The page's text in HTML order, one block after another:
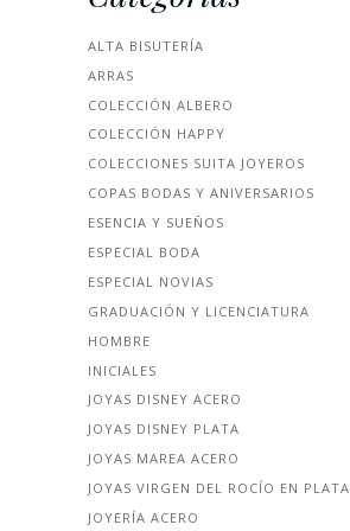
ALTA BISUTERÍA
ARRAS
COLECCIÓN ALBERO
COLECCIÓN HAPPY
COLECCIONES SUITA JOYEROS
COPAS BODAS Y ANIVERSARIOS
ESENCIA Y SUEÑOS
ESPECIAL BODA
ESPECIAL NOVIAS
GRADUACIÓN Y LICENCIATURA
HOMBRE
INICIALES
JOYAS DISNEY ACERO
JOYAS DISNEY PLATA
JOYAS MAREA ACERO
JOYAS VIRGEN DEL ROCÍO EN PLATA
JOYERÍA ACERO